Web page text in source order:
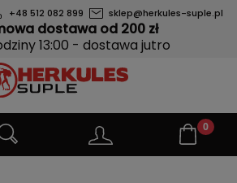
+48 512 082 899 sklep@herkules-suple.pl
dostawa od 200 zł
13:00 - dostawa jutro